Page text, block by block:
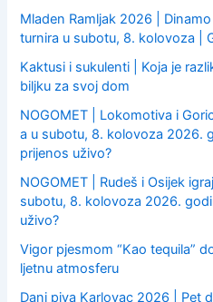
Mladen Ramljak 2026 |
turnira u subotu, 8. kolovoza |
Kaktusi i sukulenti | Koja je
biljku za svoj dom
NOGOMET | Lokomotiva i
a u subotu, 8. kolovoza 2026.
prijenos uživo?
NOGOMET | Rudeš i Osijek
subotu, 8. kolovoza 2026.
uživo?
Vigor pjesmom “Kao tequila”
ljetnu atmosferu
Dani piva Karlovac 2026 | Pet